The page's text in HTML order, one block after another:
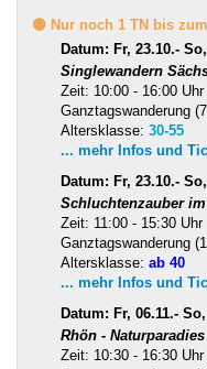
🟡 Nur noch 1 TN bis
Datum: Fr, 23.10.-
Singlewandern
Zeit: 10:00 - 16:00 Uhr
Ganztagswanderung
Altersklasse: 30-55
... mehr Infos und
Datum: Fr, 23.10.-
Schluchtenzauber
Zeit: 11:00 - 15:30 Uhr
Ganztagswanderung
Altersklasse: ab 40
... mehr Infos und
Datum: Fr, 06.11.-
Rhön -
Zeit: 10:30 - 16:30 Uhr